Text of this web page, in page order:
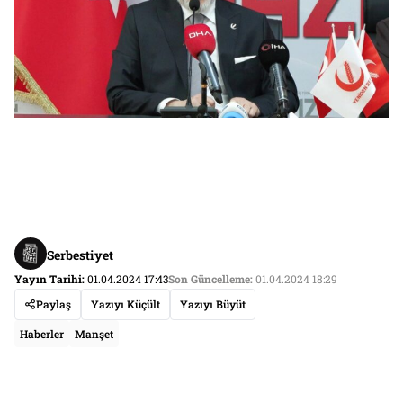
Serbestiyet
Yayın Tarihi:01.04.2024 17:43Son Güncelleme:01.04.2024 18:29
Paylaş
Yazıyı Küçült Yazıyı Büyüt
Haberler Manşet